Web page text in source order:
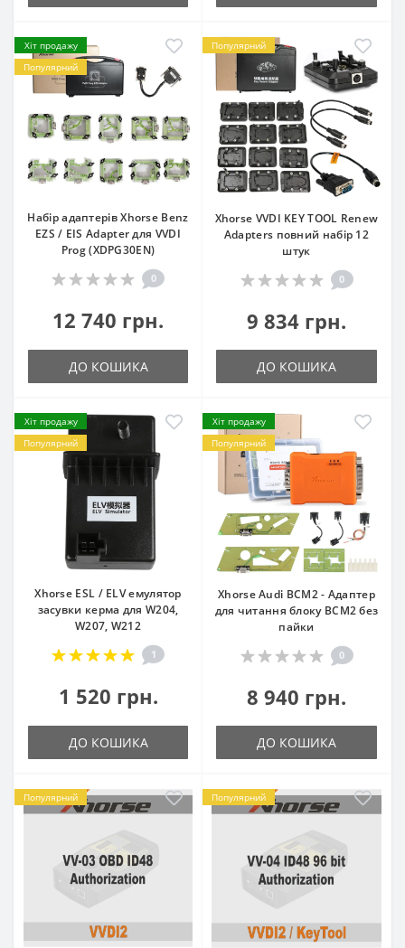
Хіт продажу
Популярний
Набір адаптерів Xhorse Benz
EZS / EIS Adapter для VVDI
Prog (XDPG30EN)
0
12 740 грн.
ДО КОШИКА
Популярний
Xhorse VVDI KEY TOOL Renew
Adapters повний набір 12
штук
0
9 834 грн.
ДО КОШИКА
Хіт продажу
Популярний
Xhorse ESL / ELV емулятор
засувки керма для W204,
W207, W212
1
1 520 грн.
ДО КОШИКА
Хіт продажу
Популярний
Xhorse Audi BCM2 - Адаптер
для читання блоку BCM2 без
пайки
0
8 940 грн.
ДО КОШИКА
Популярний Популярний